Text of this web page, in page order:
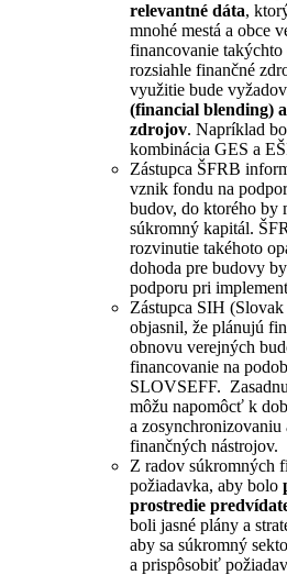
relevantné dáta,
mnohé mestá a obce
financovanie
rozsiahle finančné
využitie bude
(financial blending)
zdrojov. Napríklad
kombinácia GES a
Zástupca ŠFRB
vznik fondu na
budov, do ktorého by
súkromný kapitál.
rozvinutie takéhoto
dohoda pre budovy
podporu pri
Zástupca SIH
objasnil, že plánujú
obnovu verejných
financovanie na
SLOVSEFF.
môžu napomôcť k
a zosynchronizovaniu
finančných nástrojov.
Z radov súkromných
požiadavka, aby bolo
prostredie
boli jasné plány a
aby sa súkromný
a prispôsobiť